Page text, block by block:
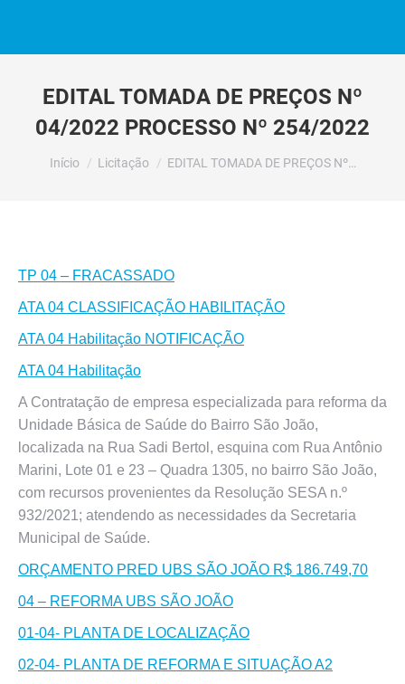
EDITAL TOMADA DE PREÇOS Nº
04/2022 PROCESSO Nº 254/2022
Você está aqui:
Início Licitação EDITAL TOMADA DE PREÇOS Nº…
TP 04 – FRACASSADO
ATA 04 CLASSIFICAÇÃO HABILITAÇÃO
ATA 04 Habilitação NOTIFICAÇÃO
ATA 04 Habilitação
A Contratação de empresa especializada para reforma da
Unidade Básica de Saúde do Bairro São João,
localizada na Rua Sadi Bertol, esquina com Rua Antônio
Marini, Lote 01 e 23 – Quadra 1305, no bairro São João,
com recursos provenientes da Resolução SESA n.º
932/2021; atendendo as necessidades da Secretaria
Municipal de Saúde.
ORÇAMENTO PRED UBS SÃO JOÃO R$ 186.749,70
04 – REFORMA UBS SÃO JOÃO
01-04- PLANTA DE LOCALIZAÇÃO
02-04- PLANTA DE REFORMA E SITUAÇÃO A2